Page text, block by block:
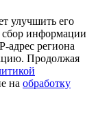
улучшить его
сбор информации
адрес региона
Продолжая
на обработку